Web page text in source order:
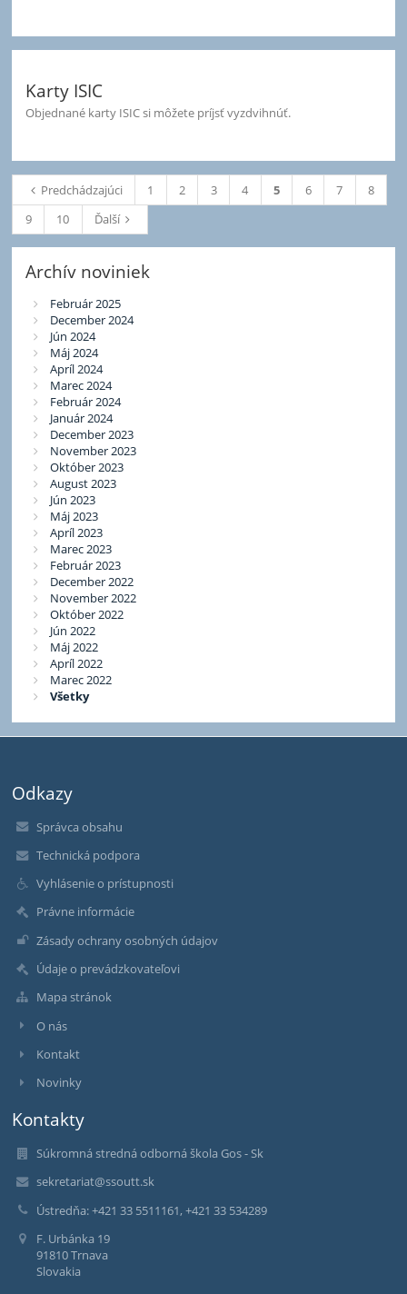
Karty ISIC
Objednané karty ISIC si môžete príjsť vyzdvihnúť.
Predchádzajúci 1 2 3 4 5 6 7
8
9
10 Ďalší
Archív noviniek
Február 2025
December 2024
Jún 2024
Máj 2024
Apríl 2024
Marec 2024
Február 2024
Január 2024
December 2023
November 2023
Október 2023
August 2023
Jún 2023
Máj 2023
Apríl 2023
Marec 2023
Február 2023
December 2022
November 2022
Október 2022
Jún 2022
Máj 2022
Apríl 2022
Marec 2022
Všetky
Odkazy
Správca obsahu
Technická podpora
Vyhlásenie o prístupnosti
Právne informácie
Zásady ochrany osobných údajov
Údaje o prevádzkovateľovi
Mapa stránok
O nás
Kontakt
Novinky
Kontakty
Súkromná stredná odborná škola Gos - Sk
sekretariat@ssoutt.sk
Ústredňa: +421 33 5511161, +421 33 534289
F. Urbánka 19
91810 Trnava
Slovakia